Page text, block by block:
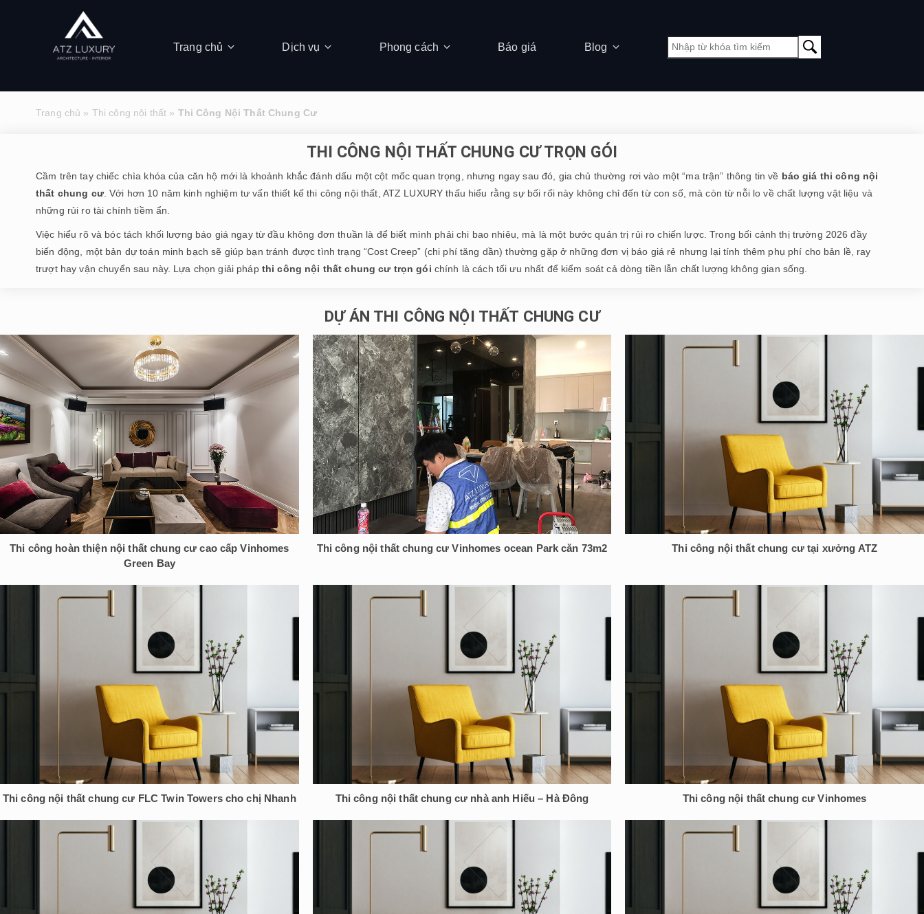
Trang chủ Dịch vụ Phong cách Báo giá Blog
Trang chủ » Thi công nội thất » Thi Công Nội Thất Chung Cư
THI CÔNG NỘI THẤT CHUNG CƯ TRỌN GÓI
Cầm trên tay chiếc chìa khóa của căn hộ mới là khoảnh khắc đánh dấu một cột mốc quan trọng, nhưng ngay sau đó, gia chủ thường rơi vào một “ma trận” thông tin về báo giá thi công nội
thất chung cư. Với hơn 10 năm kinh nghiệm tư vấn thiết kế thi công nội thất, ATZ LUXURY thấu hiểu rằng sự bối rối này không chỉ đến từ con số, mà còn từ nỗi lo về chất lượng vật liệu và
những rủi ro tài chính tiềm ẩn.
Việc hiểu rõ và bóc tách khối lượng báo giá ngay từ đầu không đơn thuần là để biết mình phải chi bao nhiêu, mà là một bước quản trị rủi ro chiến lược. Trong bối cảnh thị trường 2026 đầy
biến động, một bản dự toán minh bạch sẽ giúp bạn tránh được tình trạng “Cost Creep” (chi phí tăng dần) thường gặp ở những đơn vị báo giá rẻ nhưng lại tính thêm phụ phí cho bản lề, ray
trượt hay vận chuyển sau này. Lựa chọn giải pháp thi công nội thất chung cư trọn gói chính là cách tối ưu nhất để kiểm soát cả dòng tiền lẫn chất lượng không gian sống.
DỰ ÁN THI CÔNG NỘI THẤT CHUNG CƯ
Thi công hoàn thiện nội thất chung cư cao cấp Vinhomes
Green Bay
Thi công nội thất chung cư Vinhomes ocean Park căn 73m2 Thi công nội thất chung cư tại xưởng ATZ
Thi công nội thất chung cư FLC Twin Towers cho chị Nhanh Thi công nội thất chung cư nhà anh Hiếu – Hà Đông Thi công nội thất chung cư Vinhomes